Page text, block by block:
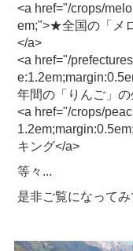
<a href="/crops/
em;">★全国の「メ
</a>
<a href="/
年間の「りんご」
<a href="/crops/
キング</a>
等々...
是非ご覧になってみ